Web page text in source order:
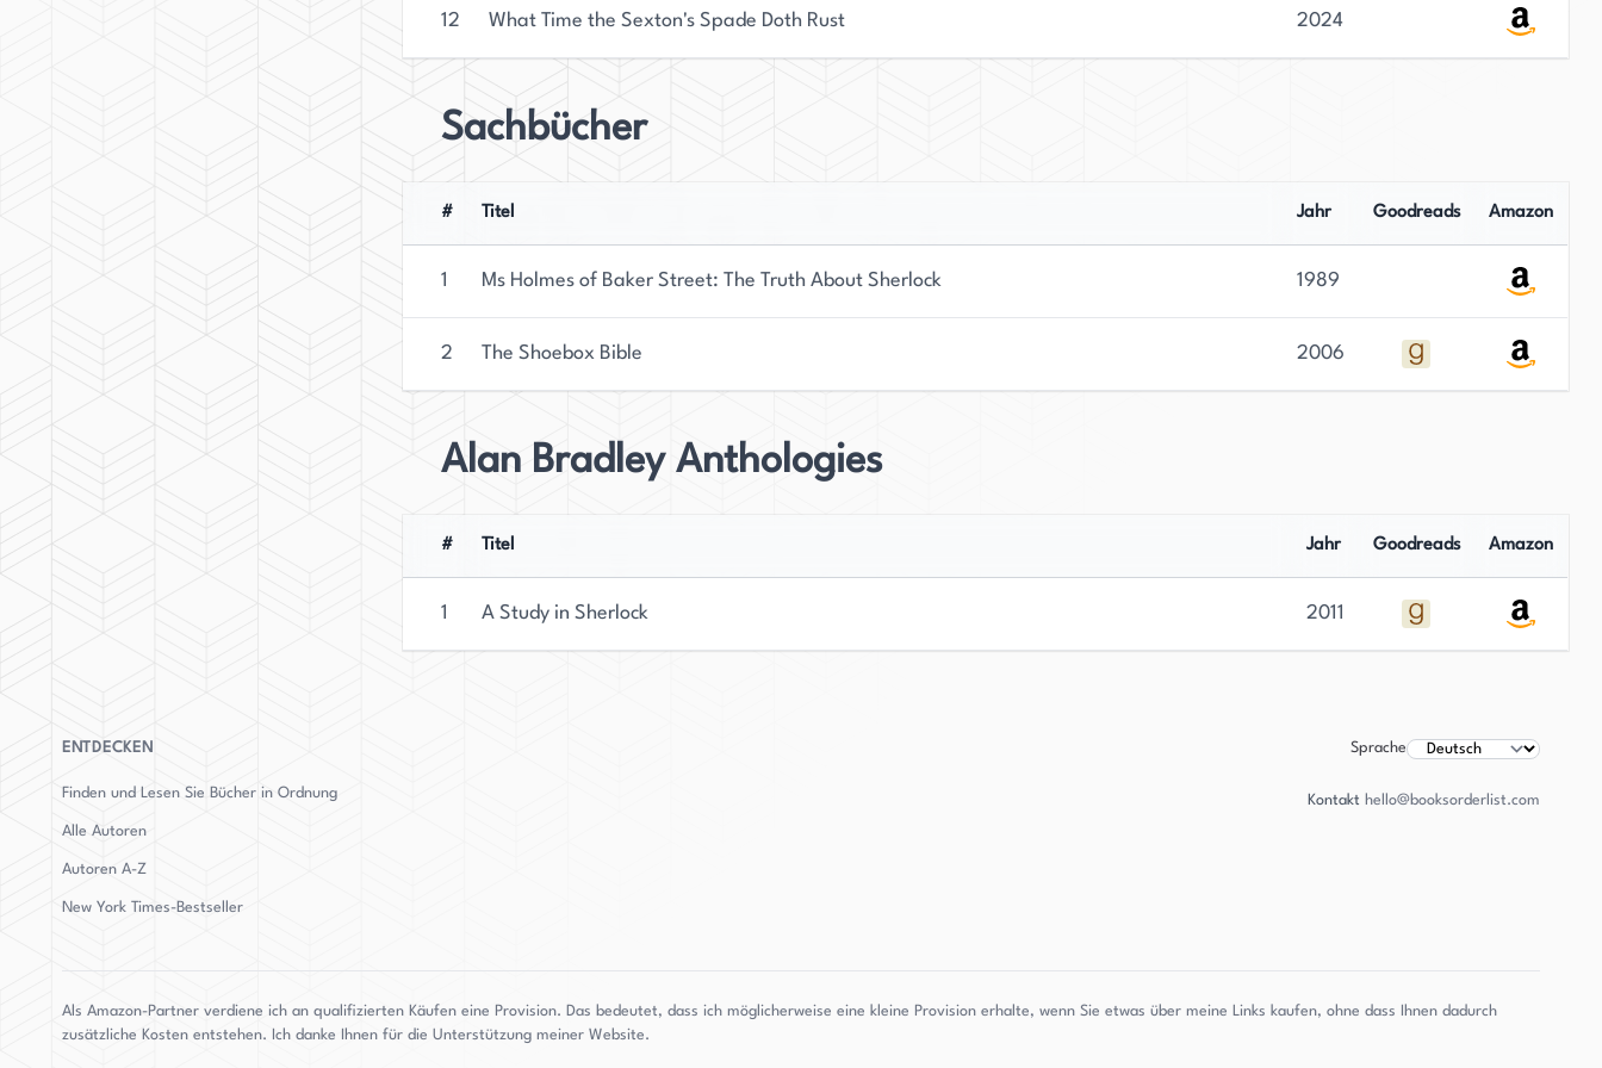
12 What Time the Sexton's Spade Doth Rust 2024
Sachbücher
# Titel Jahr Goodreads Amazon
1 Ms Holmes of Baker Street: The Truth About Sherlock 1989
2 The Shoebox Bible 2006
Alan Bradley Anthologies
# Titel Jahr Goodreads Amazon
1 A Study in Sherlock 2011
ENTDECKEN
Finden und Lesen Sie Bücher in Ordnung
Alle Autoren
Autoren A-Z
New York Times-Bestseller
Sprache
Kontakt hello@booksorderlist.com
Als Amazon-Partner verdiene ich an qualifizierten Käufen eine Provision. Das bedeutet, dass ich möglicherweise eine kleine Provision erhalte, wenn Sie etwas über meine Links kaufen, ohne dass Ihnen dadurch
zusätzliche Kosten entstehen. Ich danke Ihnen für die Unterstützung meiner Website.